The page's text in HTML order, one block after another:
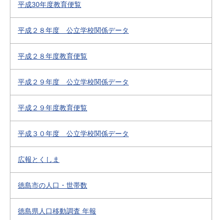
平成30年度教育便覧
平成２８年度 公立学校関係データ
平成２８年度教育便覧
平成２９年度 公立学校関係データ
平成２９年度教育便覧
平成３０年度 公立学校関係データ
広報とくしま
徳島市の人口・世帯数
徳島県人口移動調査 年報